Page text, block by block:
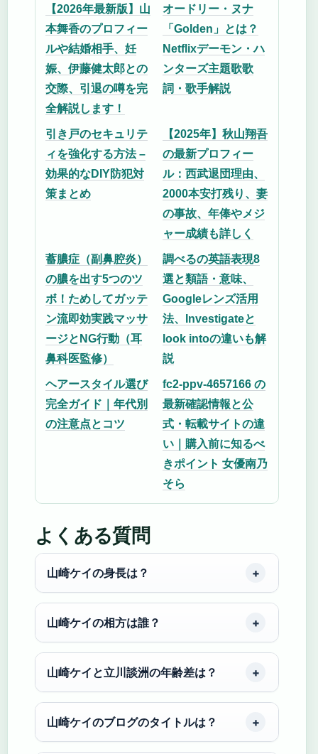
【2026年最新版】山
本舞香のプロフィー
ルや結婚相手、妊
娠、伊藤健太郎との
交際、引退の噂を完
全解説します！
オードリー・ヌナ
「Golden」とは？
Netflixデーモン・ハ
ンターズ主題歌歌
詞・歌手解説
引き戸のセキュリテ
ィを強化する方法 –
効果的なDIY防犯対
策まとめ
【2025年】秋山翔吾
の最新プロフィー
ル：西武退団理由、
2000本安打残り、妻
の事故、年俸やメジ
ャー成績も詳しく
蓄膿症（副鼻腔炎）
の膿を出す5つのツ
ボ！ためしてガッテ
ン流即効実践マッサ
ージとNG行動（耳
鼻科医監修）
調べるの英語表現8
選と類語・意味、
Googleレンズ活用
法、Investigateと
look intoの違いも解
説
ヘアースタイル選び
完全ガイド｜年代別
の注意点とコツ
fc2-ppv-4657166 の
最新確認情報と公
式・転載サイトの違
い｜購入前に知るべ
きポイント 女優南乃
そら
よくある質問
山崎ケイの身長は？
山崎ケイの相方は誰？
山崎ケイと立川談洲の年齢差は？
山崎ケイのブログのタイトルは？